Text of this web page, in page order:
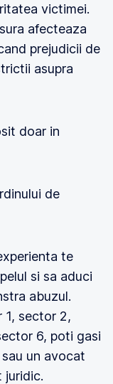
victimei.
afecteaza
prejudicii de
asupra
doar in
de
te
si sa aduci
abuzul.
1, sector 2,
6, poti gasi
un avocat
juridic.